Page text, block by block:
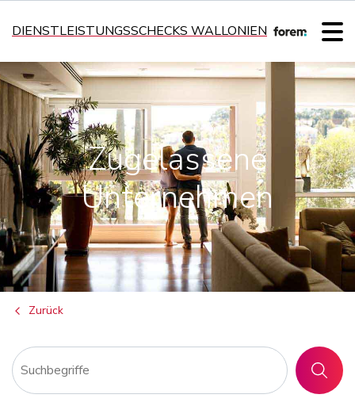
DIENSTLEISTUNGSSCHECKS WALLONIEN
Zugelassene
Unternehmen
Zurück
SUCHEN